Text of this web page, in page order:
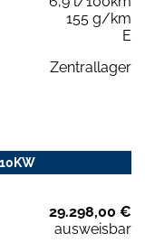
155 g/km
E
Zentrallager
29.298,00 €
ausweisbar